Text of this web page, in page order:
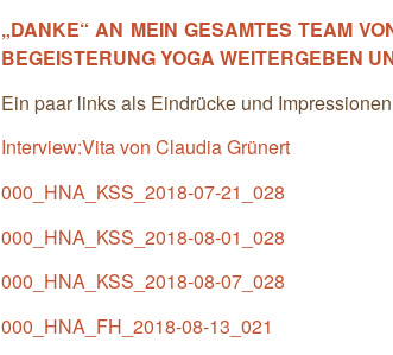
„DANKE“ AN MEIN GESAMTES TEAM
BEGEISTERUNG YOGA WEITERGEBEN
Ein paar links als Eindrücke und
Interview:Vita von Claudia Grünert
000_HNA_KSS_2018-07-21_028
000_HNA_KSS_2018-08-01_028
000_HNA_KSS_2018-08-07_028
000_HNA_FH_2018-08-13_021